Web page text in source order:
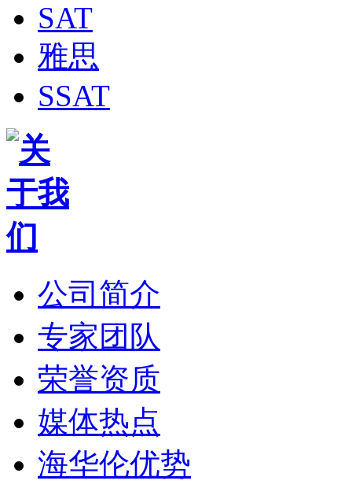
SAT
雅思
SSAT
公司简介
专家团队
荣誉资质
媒体热点
海华伦优势